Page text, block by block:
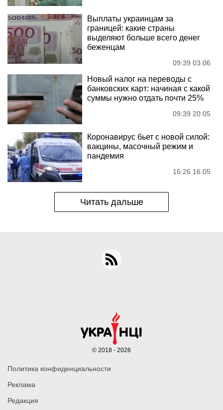
Выплаты украинцам за
границей: какие страны
выделяют больше всего денег
беженцам
09:39 03.06
Новый налог на переводы с
банковских карт: начиная с какой
суммы нужно отдать почти 25%
09:39 20.05
Коронавирус бьет с новой силой:
вакцины, масочный режим и
пандемия
16:26 16.05
Читать дальше
Политика конфиденциальности
Реклама
Редакция
© 2018 - 2026